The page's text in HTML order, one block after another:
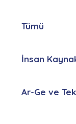
Tümü
İnsan
Ar-Ge ve